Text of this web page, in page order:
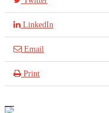
LinkedIn
Email
Print